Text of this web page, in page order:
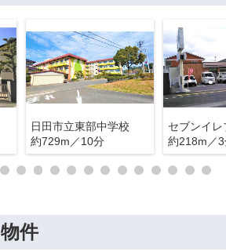
日田市立東部中学校
約729m／10分
約218m／
件